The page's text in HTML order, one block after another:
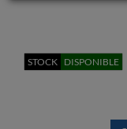
STOCK DISPONIBLE